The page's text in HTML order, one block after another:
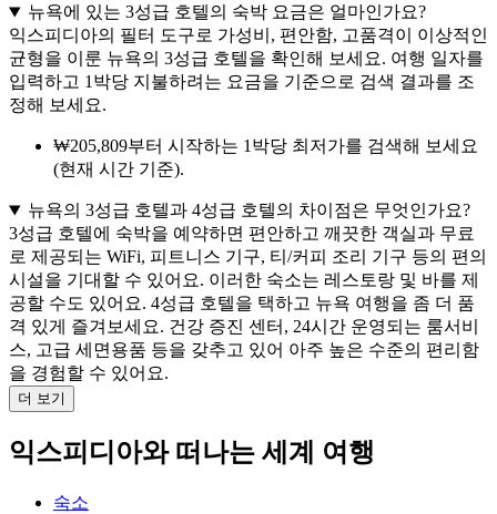
뉴욕에 있는 3성급 호텔의 숙박 요금은 얼마인가요?
익스피디아의 필터 도구로 가성비, 편안함, 고품격이 이상적인
균형을 이룬 뉴욕의 3성급 호텔을 확인해 보세요. 여행 일자를
입력하고 1박당 지불하려는 요금을 기준으로 검색 결과를 조
정해 보세요.
₩205,809부터 시작하는 1박당 최저가를 검색해 보세요
(현재 시간 기준).
뉴욕의 3성급 호텔과 4성급 호텔의 차이점은 무엇인가요?
3성급 호텔에 숙박을 예약하면 편안하고 깨끗한 객실과 무료
로 제공되는 WiFi, 피트니스 기구, 티/커피 조리 기구 등의 편의
시설을 기대할 수 있어요. 이러한 숙소는 레스토랑 및 바를 제
공할 수도 있어요. 4성급 호텔을 택하고 뉴욕 여행을 좀 더 품
격 있게 즐겨보세요. 건강 증진 센터, 24시간 운영되는 룸서비
스, 고급 세면용품 등을 갖추고 있어 아주 높은 수준의 편리함
을 경험할 수 있어요.
더 보기
익스피디아와 떠나는 세계 여행
숙소